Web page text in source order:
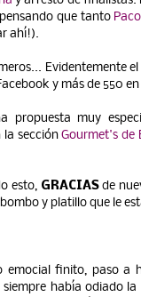
que tanto Paco
ahí!).
Evidentemente
y más de 550
propuesta muy
la secciónGourmet's de
esto, GRACIASde
y platillo que le
emocial finito, paso a
siempre había odiado